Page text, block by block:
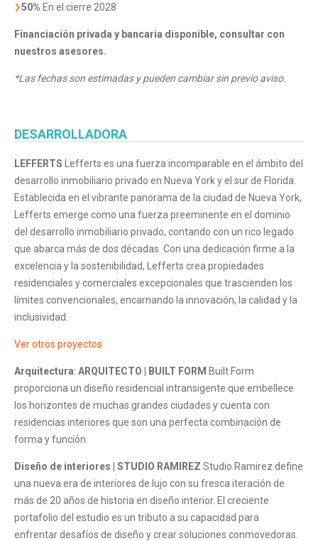
50% En el cierre 2028
Financiación privada y bancaria disponible, consultar con
nuestros asesores.
*Las fechas son estimadas y pueden cambiar sin previo aviso.
DESARROLLADORA
LEFFERTS Lefferts es una fuerza incomparable en el ámbito del
desarrollo inmobiliario privado en Nueva York y el sur de Florida.
Establecida en el vibrante panorama de la ciudad de Nueva York,
Lefferts emerge como una fuerza preeminente en el dominio
del desarrollo inmobiliario privado, contando con un rico legado
que abarca más de dos décadas. Con una dedicación firme a la
excelencia y la sostenibilidad, Lefferts crea propiedades
residenciales y comerciales excepcionales que trascienden los
límites convencionales, encarnando la innovación, la calidad y la
inclusividad.
Ver otros proyectos
Arquitectura: ARQUITECTO | BUILT FORM Built Form
proporciona un diseño residencial intransigente que embellece
los horizontes de muchas grandes ciudades y cuenta con
residencias interiores que son una perfecta combinación de
forma y función.
Diseño de interiores | STUDIO RAMIREZ Studio Ramirez define
una nueva era de interiores de lujo con su fresca iteración de
más de 20 años de historia en diseño interior. El creciente
portafolio del estudio es un tributo a su capacidad para
enfrentar desafíos de diseño y crear soluciones conmovedoras.